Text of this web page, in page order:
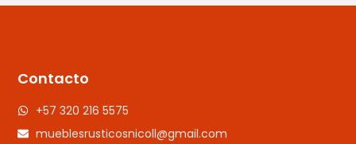
Contacto
+57 320 216 5575
mueblesrusticosnicoll@gmail.com